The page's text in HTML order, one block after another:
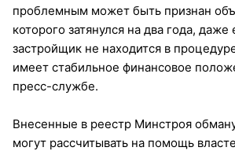
проблемным может быть признан
которого затянулся на два года,
застройщик не находится в
имеет стабильное финансовое
пресс-службе.
Внесенные в реестр Минстроя
могут рассчитывать на помощь